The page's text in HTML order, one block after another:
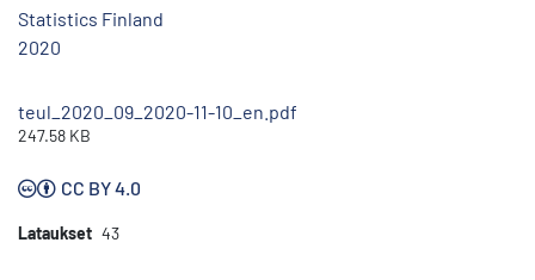
Statistics Finland
2020
teul_2020_09_2020-11-10_en.pdf
247.58 KB
CC BY 4.0
Lataukset 43